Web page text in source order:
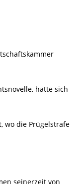
hätte sich
wo die Prügelstrafe
seinerzeit von